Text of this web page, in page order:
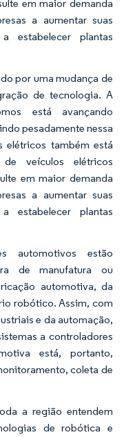
em maior demanda
a aumentar suas
estabelecer plantas
por uma mudança de
de tecnologia. A
está avançando
pesadamente nessa
elétricos também está
veículos elétricos
em maior demanda
a aumentar suas
estabelecer plantas
automotivos estão
de manufatura ou
automotiva, da
robótico. Assim, com
e da automação,
a controladores
está, portanto,
coleta de
a região entendem
de robótica e